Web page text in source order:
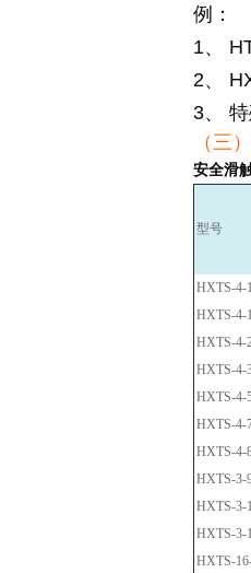
例：
1、
2、
3、
（三
安全滑
型号
HXTS-4-
HXTS-4-
HXTS-4-
HXTS-4-
HXTS-4-
HXTS-4-
HXTS-4-
HXTS-3-
HXTS-3-
HXTS-3-
HXTS-